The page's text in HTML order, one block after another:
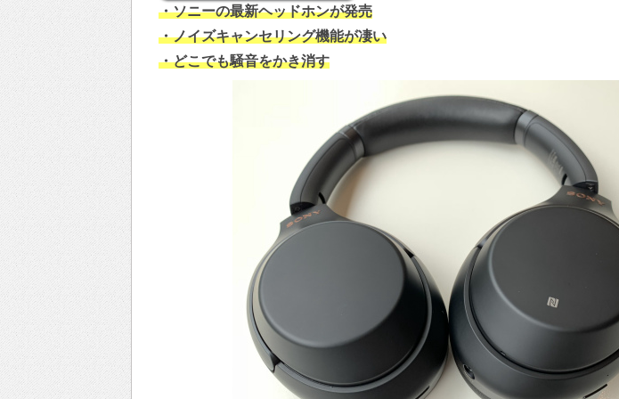
・ソニーの最新ヘッドホンが発売
・ノイズキャンセリング機能が凄い
・どこでも騒音をかき消す